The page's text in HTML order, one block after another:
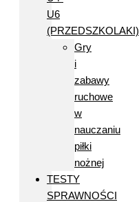
U6
(PRZEDSZKOLAKI)
Gry
i
zabawy
ruchowe
w
nauczaniu
piłki
nożnej
TESTY
SPRAWNOŚCI